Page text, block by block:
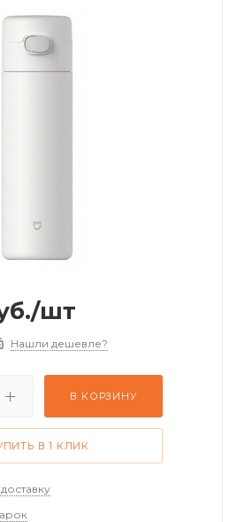
/шт
Нашли дешевле?
В КОРЗИНУ
В 1 КЛИК